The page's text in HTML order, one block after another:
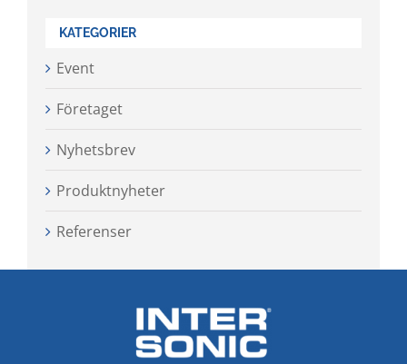
KATEGORIER
Event
Företaget
Nyhetsbrev
Produktnyheter
Referenser